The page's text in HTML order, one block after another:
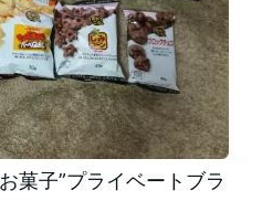
菓子”プライベートブラ